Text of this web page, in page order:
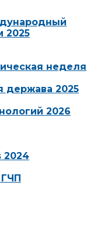
2025
неделя
держава 2025
2026
2024